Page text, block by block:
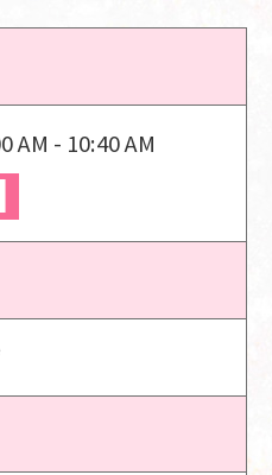
AM - 10:40 AM